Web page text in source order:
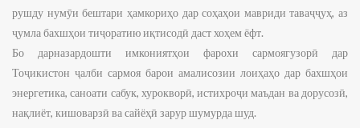
рушду нумӯи бештари ҳамкориҳо дар соҳаҳои мавриди таваҷҷуҳ, аз
ҷумла бахшҳои тиҷоратию иқтисодӣ даст хоҳем ёфт.
Бо дарназардошти имкониятҳои фарохи сармоягузорӣ дар
Тоҷикистон ҷалби сармоя барои амалисозии лоиҳаҳо дар бахшҳои
энергетика, саноати сабук, хурокворӣ, истихроҷи маъдан ва дорусозӣ,
нақлиёт, кишоварзӣ ва сайёҳӣ зарур шумурда шуд.